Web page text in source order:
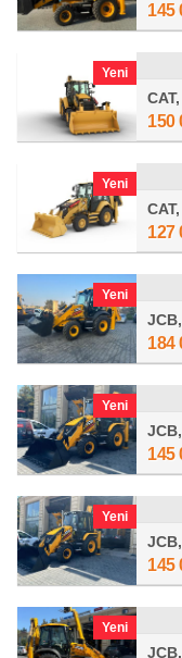
145
Yeni
150
Yeni
127
Yeni
184
Yeni
145
Yeni
145
Yeni